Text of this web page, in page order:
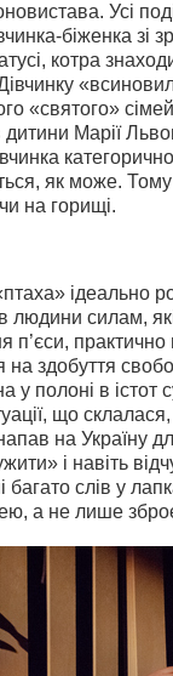
Усі
біженка зі
котра
«святого»
дитини Марії
як може.
на горищі.
ідеально
людини силам,
п’єси,
на здобуття
у полоні в істот
що
на Україну
і навіть
багато слів у
а не лише